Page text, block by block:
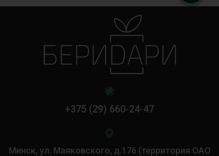
+375 (29) 660-24-47
Минск, ул. Маяковского, д.176 (территория ОАО